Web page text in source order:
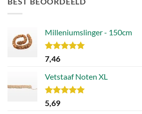
Milleniumslinger - 150cm
Waardering
5.00
7,46
Vetstaaf Noten XL
Waardering
5.00
5,69